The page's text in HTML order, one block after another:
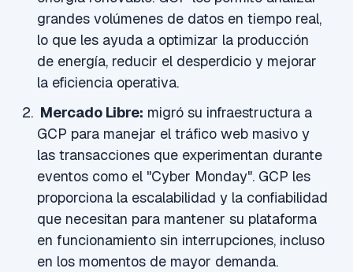
grandes volúmenes de datos en tiempo real,
lo que les ayuda a optimizar la producción
de energía, reducir el desperdicio y mejorar
la eficiencia operativa.
Mercado Libre: migró su infraestructura a
GCP para manejar el tráfico web masivo y
las transacciones que experimentan durante
eventos como el "Cyber Monday". GCP les
proporciona la escalabilidad y la confiabilidad
que necesitan para mantener su plataforma
en funcionamiento sin interrupciones, incluso
en los momentos de mayor demanda.